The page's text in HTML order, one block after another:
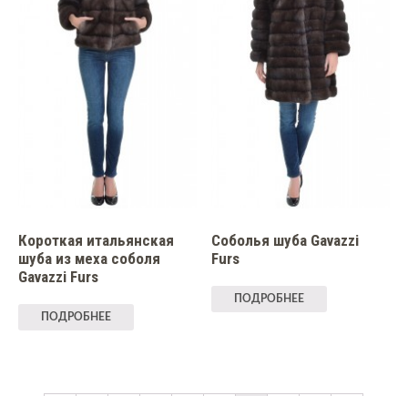
Короткая итальянская
шуба из меха соболя
Gavazzi Furs
ПОДРОБНЕЕ
Соболья шуба Gavazzi
Furs
ПОДРОБНЕЕ